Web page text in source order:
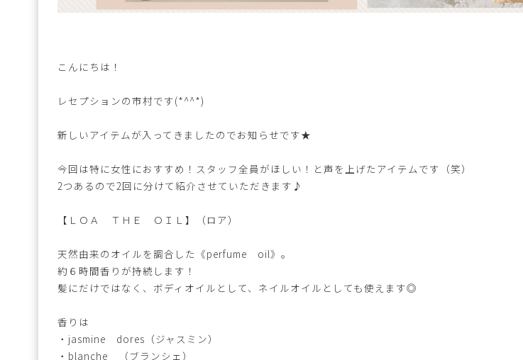
こんにちは！
レセプションの市村です(*^^*)
新しいアイテムが入ってきましたのでお知らせです★
今回は特に女性におすすめ！スタッフ全員がほしい！と声を上げたアイテムです（笑）
2つあるので2回に分けて紹介させていただきます♪
【ＬＯＡ ＴＨＥ ＯＩＬ】（ロア）
天然由来のオイルを調合した《perfume oil》。
約６時間香りが持続します！
髪にだけではなく、ボディオイルとして、ネイルオイルとしても使えます◎
香りは
・jasmine dores（ジャスミン）
・blanche （ブランシェ）